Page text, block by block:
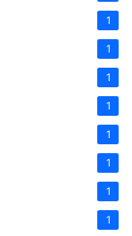
1
1
1
1
1
1
1
1